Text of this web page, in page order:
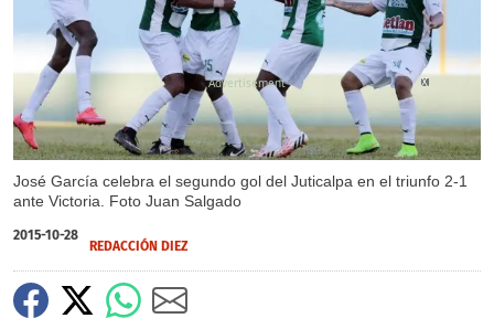
José García celebra el segundo gol del Juticalpa en el triunfo 2-1
ante Victoria. Foto Juan Salgado
X
X
2015-10-28
REDACCIÓN DIEZ